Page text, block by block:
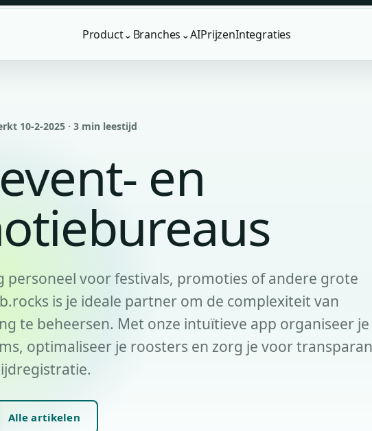
Product⌄ Branches ⌄AIPrijzenIntegraties
10-2-2025 · 3 min leestijd
en
personeel voor festivals, promoties of andere grote
is je ideale partner om de complexiteit van
te beheersen. Met onze intuïtieve app organiseer je
optimaliseer je roosters en zorg je voor
Alle artikelen